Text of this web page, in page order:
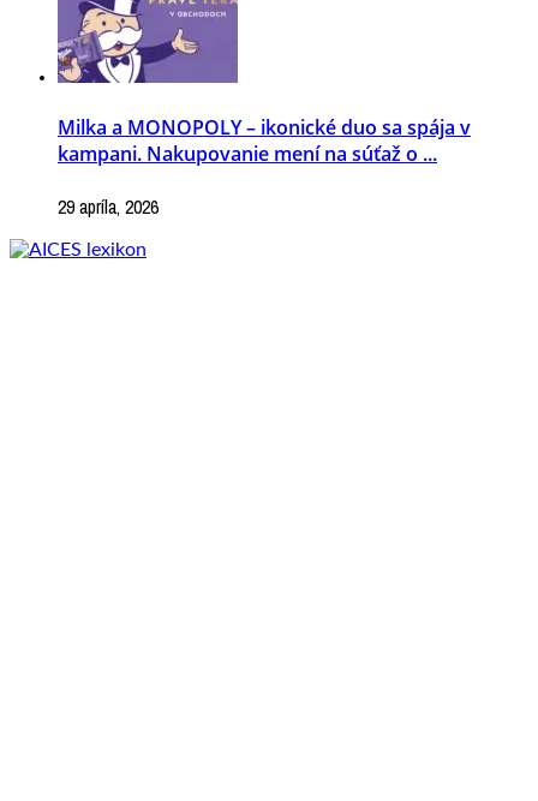
Milka a MONOPOLY – ikonické duo sa spája v
kampani. Nakupovanie mení na súťaž o ...
29 apríla, 2026